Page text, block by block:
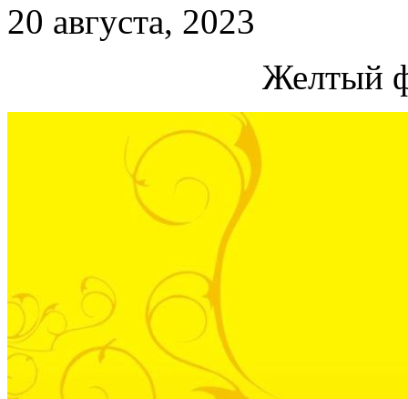
20 августа, 2023
Желтый